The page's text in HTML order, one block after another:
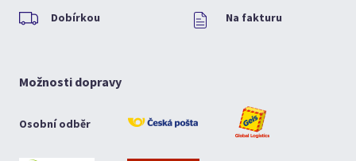
Dobírkou Na fakturu
Možnosti dopravy
Osobní odběr